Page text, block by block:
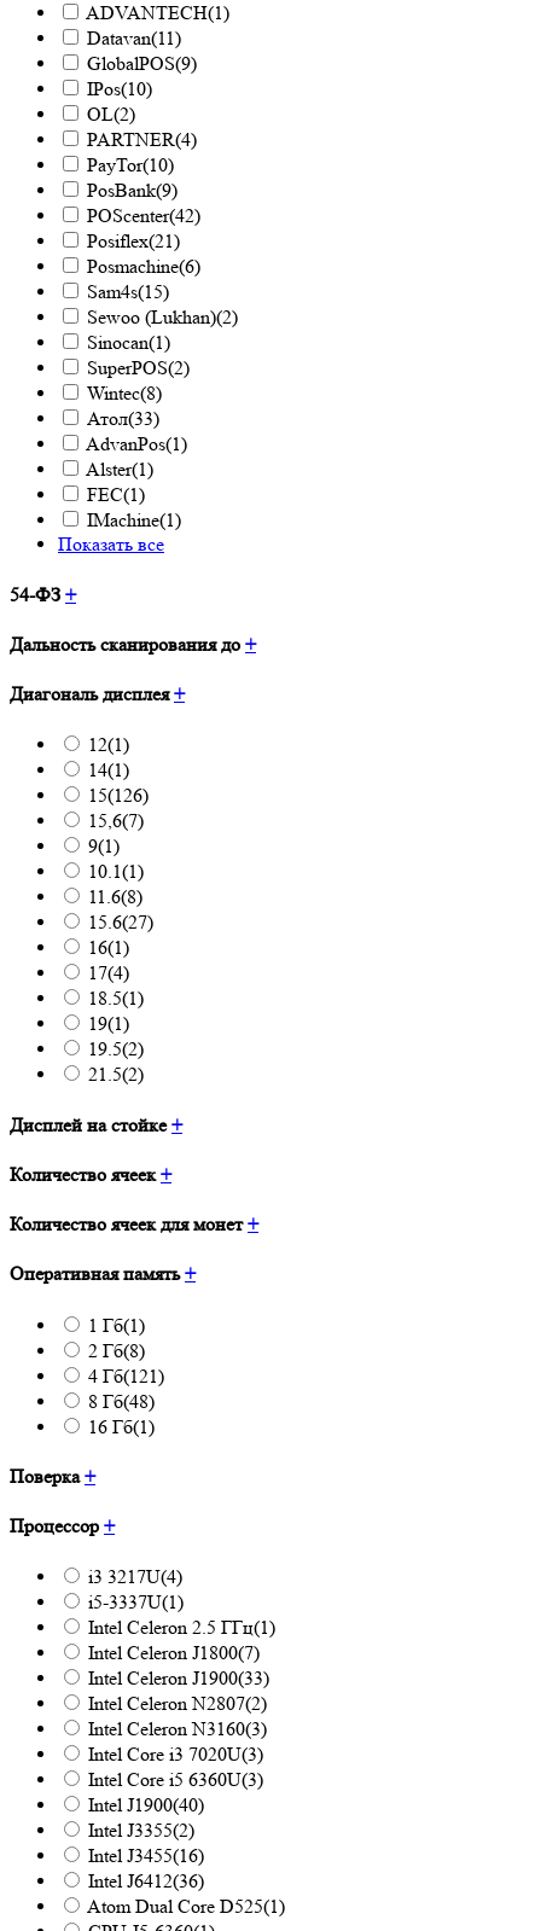
ADVANTECH(1)
Datavan(11)
GlobalPOS(9)
IPos(10)
OL(2)
PARTNER(4)
PayTor(10)
PosBank(9)
POScenter(42)
Posiflex(21)
Posmachine(6)
Sam4s(15)
Sewoo (Lukhan)(2)
Sinocan(1)
SuperPOS(2)
Wintec(8)
Атол(33)
AdvanPos(1)
Alster(1)
FEC(1)
IMachine(1)
Показать все
54-ФЗ +
Дальность сканирования до +
Диагональ дисплея+
12(1)
14(1)
15(126)
15,6(7)
9(1)
10.1(1)
11.6(8)
15.6(27)
16(1)
17(4)
18.5(1)
19(1)
19.5(2)
21.5(2)
Дисплей на стойке+
Количество ячеек+
Количество ячеек для монет+
Оперативная память+
1 Гб(1)
2 Гб(8)
4 Гб(121)
8 Гб(48)
16 Гб(1)
Поверка+
Процессор +
i3 3217U(4)
i5-3337U(1)
Intel Celeron 2.5 ГГц(1)
Intel Celeron J1800(7)
Intel Celeron J1900(33)
Intel Celeron N2807(2)
Intel Celeron N3160(3)
Intel Core i3 7020U(3)
Intel Core i5 6360U(3)
Intel J1900(40)
Intel J3355(2)
Intel J3455(16)
Intel J6412(36)
Atom Dual Core D525(1)